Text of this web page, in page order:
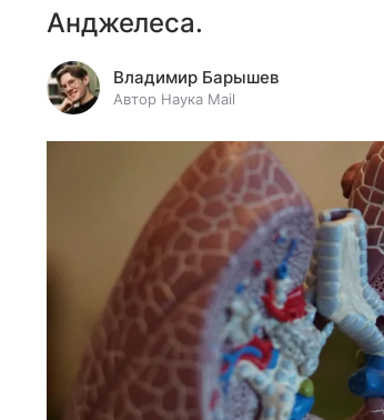
Анджелеса.
Владимир Барышев
Автор Наука Mail